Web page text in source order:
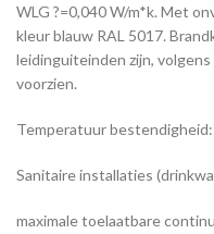
WLG ?=0,040 W/m*k. Met
kleur blauw RAL 5017.
leidinguiteinden zijn,
voorzien.
Temperatuur bestendigheid:
Sanitaire installaties
maximale toelaatbare